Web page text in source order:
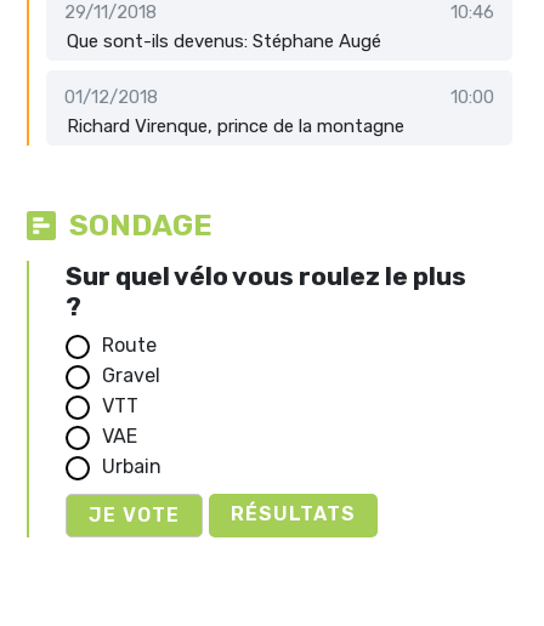
29/11/2018
10:46
Que sont-ils devenus: Stéphane Augé
01/12/2018
10:00
Richard Virenque, prince de la montagne
SONDAGE
Sur quel vélo vous roulez le plus
?
Route
Gravel
VTT
VAE
Urbain
RÉSULTATS